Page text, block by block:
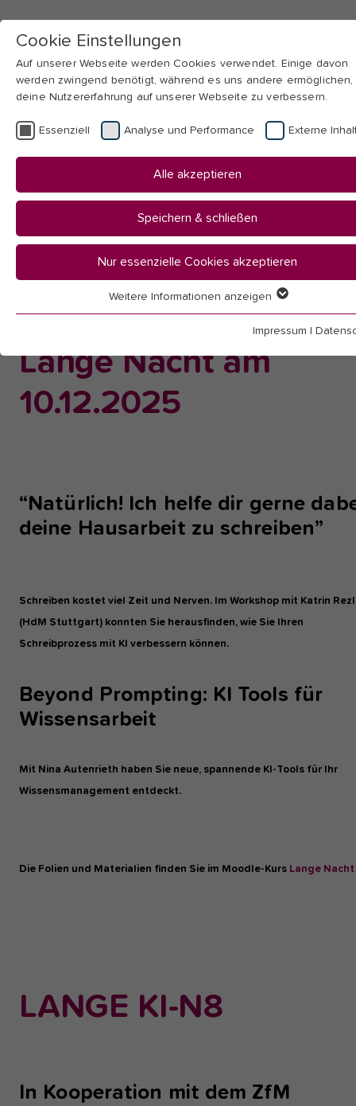
Skip to main navigation Skip to page footer
You
here:
Startseite
Bibliothek
Termine / Beratung / Kurse
Lange Nacht
Lange Nacht am
10.12.2025
“Natürlich! Ich helfe dir gerne
deine Hausarbeit zu schreiben”
Schreiben kostet viel Zeit und Nerven. Im Workshop mit Katrin
(HdM Stuttgart) konnten Sie herausfinden, wie Sie Ihren
Schreibprozess mit KI verbessern können.
Beyond Prompting: KI Tools für
Wissensarbeit
Mit Nina Autenrieth haben Sie neue, spannende KI-Tools für Ihr
Wissensmanagement entdeckt.
Die Folien und Materialien finden Sie im Moodle-Kurs Lange Nacht
LANGE KI-N8
In Kooperation mit dem ZfM
Cookie Einstellungen
Auf unserer Webseite werden Cookies verwendet. Einige davon
werden zwingend benötigt, während es uns andere ermöglichen,
deine Nutzererfahrung auf unserer Webseite zu verbessern.
Essenziell Analyse und Performance Externe
Alle akzeptieren
Speichern & schließen
Nur essenzielle Cookies akzeptieren
Essenzielle Cookies werden für grundlegende Funktionen der
einwandfrei funktioniert.
Analyse und Performance
Name etracker
Anbieter etracker GmbH - 20459 Hamburg
Diese Gruppe beinhaltet alle Skripte für
analytisches Tracking und zugehörige
Es hilft uns die Nutzererfahrung der Website zu
Cookie-Informationen anzeigen
Videos von youtube.
Weitere Informationen anzeigen
Impressum